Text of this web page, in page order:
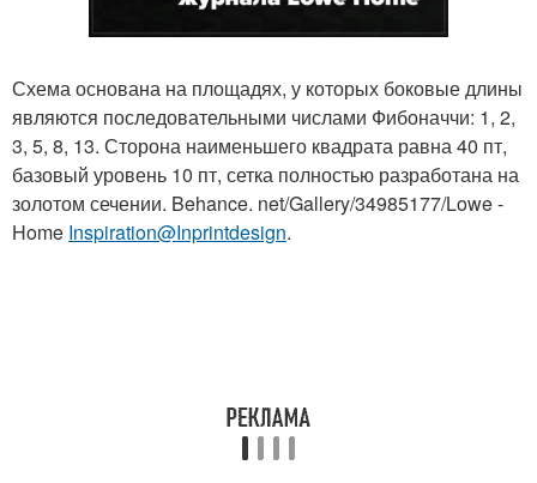
Схема основана на площадях, у которых боковые длины
являются последовательными числами Фибоначчи: 1, 2,
3, 5, 8, 13. Сторона наименьшего квадрата равна 40 пт,
базовый уровень 10 пт, сетка полностью разработана на
золотом сечении. Behance. net/Gallery/34985177/Lowe -
Home Inspiration@Inprintdesign.